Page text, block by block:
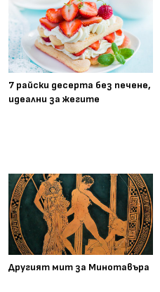
7 райски десерта без печене,
идеални за жегите
Другият мит за Минотавъра